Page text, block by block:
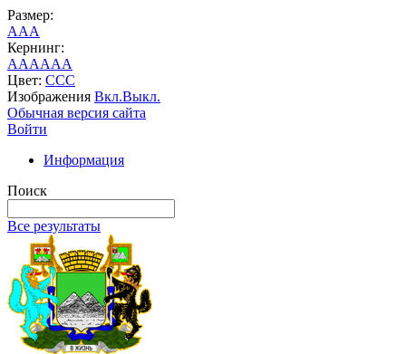
Размер:
AAA
Кернинг:
AAAAAA
Цвет: CCC
Изображения Вкл.Выкл.
Обычная версия сайта
Войти
Информация
Поиск
Все результаты